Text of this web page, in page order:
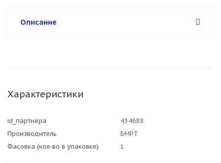
Описание
Характеристики
id_партнера
434688
Производитель
БМРТ
Фасовка (кол-во в упаковке)
1